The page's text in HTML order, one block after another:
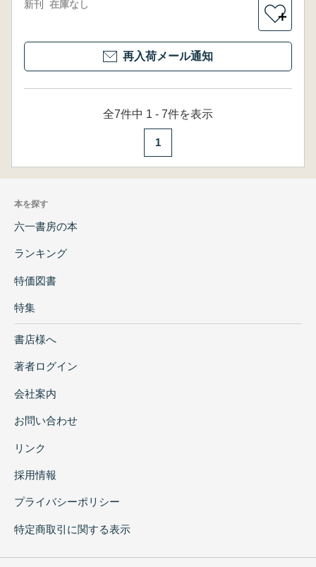
新刊 在庫なし
＋
再入荷メール通知
全7件中 1 - 7件を表示
1
本を探す
六一書房の本
ランキング
特価図書
特集
書店様へ
著者ログイン
会社案内
お問い合わせ
リンク
採用情報
プライバシーポリシー
特定商取引に関する表示